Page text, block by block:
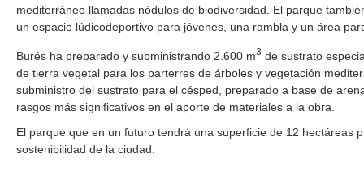
mediterráneo llamadas nódulos de biodiversidad. El parque
un espacio lúdicodeportivo para jóvenes, una rambla y un área
Burés ha preparado y subministrando 2.600 m3 de sustrato
de tierra vegetal para los parterres de árboles y vegetación
subministro del sustrato para el césped, preparado a base de
rasgos más significativos en el aporte de materiales a la obra.
El parque que en un futuro tendrá una superficie de 12 hectáreas
sostenibilidad de la ciudad.